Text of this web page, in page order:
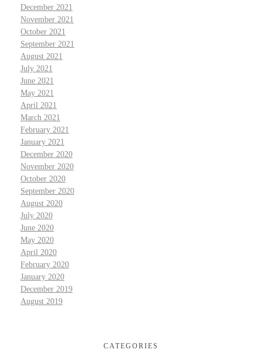
December 2021
November 2021
October 2021
September 2021
August 2021
July 2021
June 2021
May 2021
April 2021
March 2021
February 2021
January 2021
December 2020
November 2020
October 2020
September 2020
August 2020
July 2020
June 2020
May 2020
April 2020
February 2020
January 2020
December 2019
August 2019
CATEGORIES